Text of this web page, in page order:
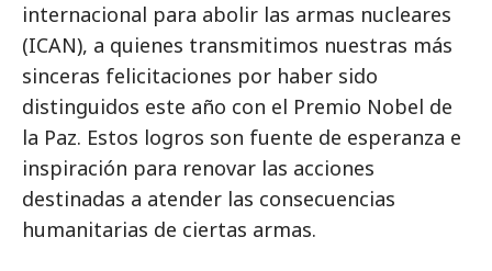
internacional para abolir las armas nucleares
(ICAN), a quienes transmitimos nuestras más
sinceras felicitaciones por haber sido
distinguidos este año con el Premio Nobel de
la Paz. Estos logros son fuente de esperanza e
inspiración para renovar las acciones
destinadas a atender las consecuencias
humanitarias de ciertas armas.